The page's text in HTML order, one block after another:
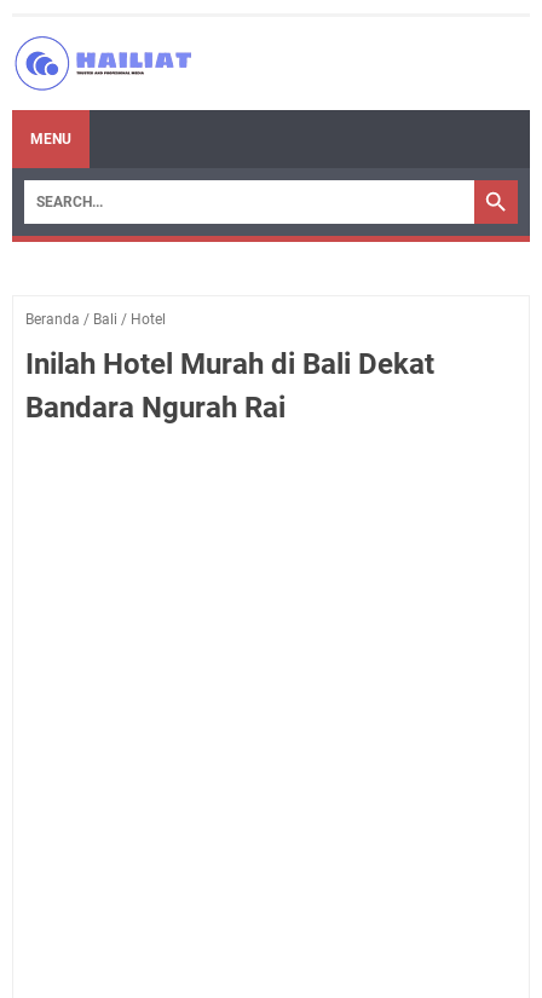
MENU
Beranda / Bali / Hotel
Inilah Hotel Murah di Bali Dekat
Bandara Ngurah Rai